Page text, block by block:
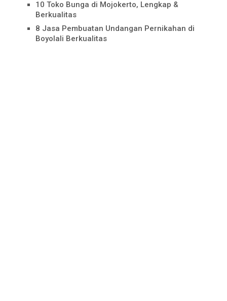
10 Toko Bunga di Mojokerto, Lengkap &
Berkualitas
8 Jasa Pembuatan Undangan Pernikahan di
Boyolali Berkualitas